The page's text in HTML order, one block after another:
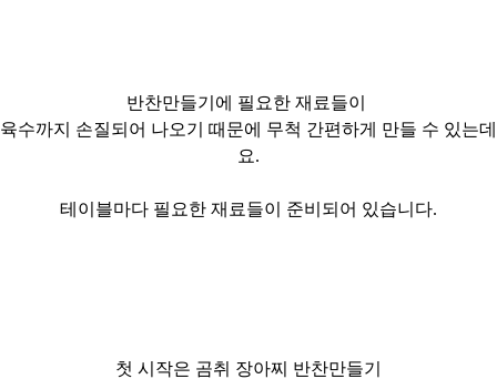
반찬만들기에 필요한 재료들이
육수까지 손질되어 나오기 때문에 무척 간편하게 만들 수 있는데
요.
테이블마다 필요한 재료들이 준비되어 있습니다.
첫 시작은 곰취 장아찌 반찬만들기